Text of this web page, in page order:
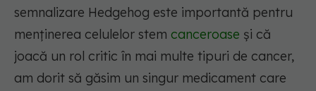
semnalizare Hedgehog este importantă pentru
menținerea celulelor stem canceroase și că
joacă un rol critic în mai multe tipuri de cancer,
am dorit să găsim un singur medicament care